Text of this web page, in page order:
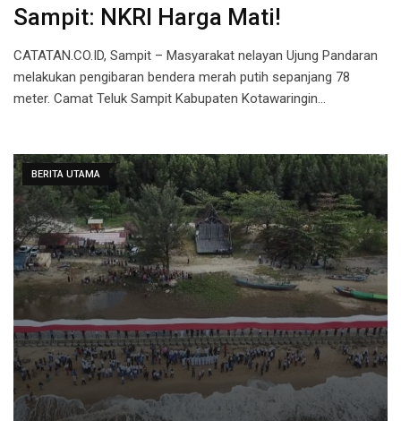
Sampit: NKRI Harga Mati!
CATATAN.CO.ID, Sampit – Masyarakat nelayan Ujung Pandaran
melakukan pengibaran bendera merah putih sepanjang 78
meter. Camat Teluk Sampit Kabupaten Kotawaringin…
BERITA UTAMA